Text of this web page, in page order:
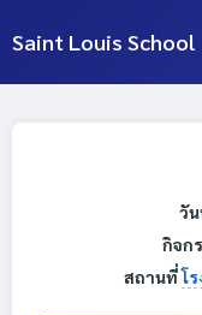
Saint Louis School
วั
กิจก
สถานที่โ